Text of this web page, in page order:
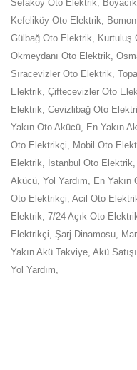
Sefaköy Oto Elektrik,
Kefeliköy Oto Elektrik,
Gülbağ Oto Elektrik, Kurtuluş
Okmeydanı Oto Elektrik,
Sıracevizler Oto Elektrik,
Elektrik, Çiftecevizler Oto
Elektrik, Cevizlibağ Oto
Yakın Oto Akücü, En Yakın
Oto Elektrikçi, Mobil Oto
Elektrik, İstanbul Oto
Akücü, Yol Yardım, En
Oto Elektrikçi, Acil Oto
Elektrik, 7/24 Açık Oto
Elektrikçi, Şarj Dinamosu,
Yakın Akü Takviye, Akü
Yol Yardım,